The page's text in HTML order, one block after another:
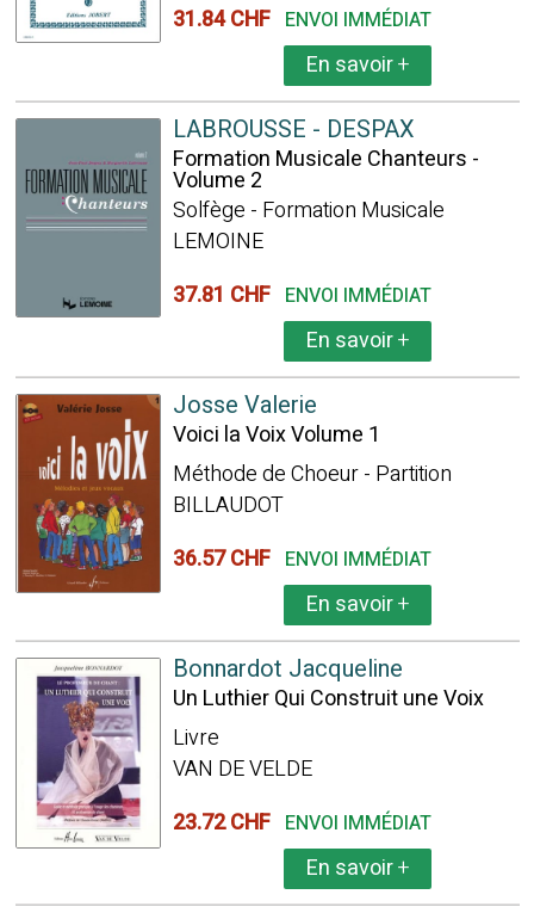
31.84 CHF ENVOI IMMÉDIAT
En savoir+
LABROUSSE - DESPAX
Formation Musicale Chanteurs -
Volume 2
Solfège - Formation Musicale
LEMOINE
37.81 CHF ENVOI IMMÉDIAT
En savoir+
Josse Valerie
Voici la Voix Volume 1
Méthode de Choeur - Partition
BILLAUDOT
36.57 CHF ENVOI IMMÉDIAT
En savoir+
Bonnardot Jacqueline
Un Luthier Qui Construit une Voix
Livre
VAN DE VELDE
23.72 CHF ENVOI IMMÉDIAT
En savoir+